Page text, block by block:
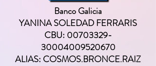
Banco Galicia
YANINA SOLEDAD FERRARIS
CBU: 00703329-
30004009520670
ALIAS: COSMOS.BRONCE.RAIZ